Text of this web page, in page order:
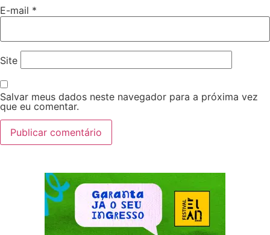
E-mail *
Site
Salvar meus dados neste navegador para a próxima vez
que eu comentar.